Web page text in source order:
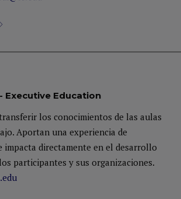
Executive Education
los conocimientos de las aulas
Aportan una experiencia de
impacta directamente en el desarrollo
participantes y sus organizaciones.